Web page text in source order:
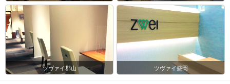
ツヴァイ郡山 ツヴァイ盛岡